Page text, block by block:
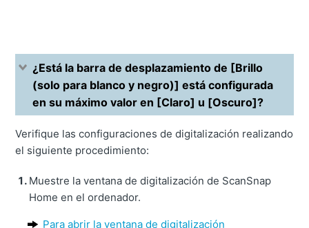
¿Está la barra de desplazamiento de [Brillo
(solo para blanco y negro)] está configurada
en su máximo valor en [Claro] u [Oscuro]?
Verifique las configuraciones de digitalización realizando
el siguiente procedimiento:
Muestre la ventana de digitalización de ScanSnap
Home en el ordenador.
Para abrir la ventana de digitalización